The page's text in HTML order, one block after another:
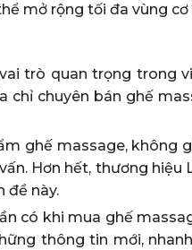
mở rộng tối đa vùng
trò quan trọng trong
chuyên bán ghế
ghế massage, không
Hơn hết, thương hiệu
đề này.
có khi mua ghế
thông tin mới,